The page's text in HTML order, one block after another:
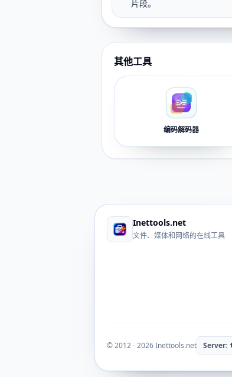
片段。
其他工具
编码解码器
Inettools.net
文件、媒体和网络的在线工具
© 2012 - 2026 Inettools.net Server: